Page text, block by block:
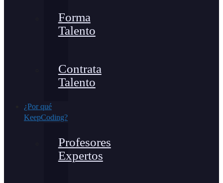
Forma
Talento
Contrata
Talento
¿Por qué
KeepCoding?
Profesores
Expertos